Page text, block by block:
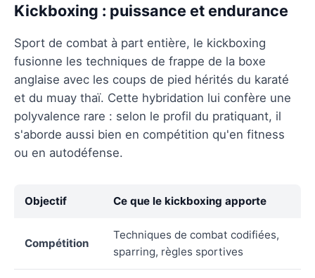
Kickboxing : puissance et endurance
Sport de combat à part entière, le kickboxing
fusionne les techniques de frappe de la boxe
anglaise avec les coups de pied hérités du karaté
et du muay thaï. Cette hybridation lui confère une
polyvalence rare : selon le profil du pratiquant, il
s'aborde aussi bien en compétition qu'en fitness
ou en autodéfense.
Objectif Ce que le kickboxing apporte
Compétition
Techniques de combat codifiées,
sparring, règles sportives